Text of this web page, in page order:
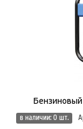
Бензиновый
в наличии: 0 шт.